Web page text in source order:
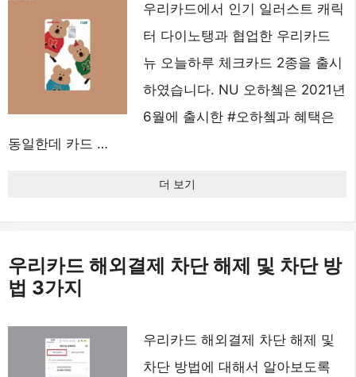
우리카드에서 인기 일러스트 캐릭
터 다이노탱과 협업한 우리카드
뉴 오늘하루 체크카드 2종을 출시
하였습니다. NU 오하쳌은 2021년
6월에 출시한 #오하쳌과 혜택은
동일한데 카드 …
더 보기
우리카드 해외결제 차단 해제 및 차단 방
법 3가지
우리카드 해외결제 차단 해제 및
차단 방법에 대해서 알아보도록